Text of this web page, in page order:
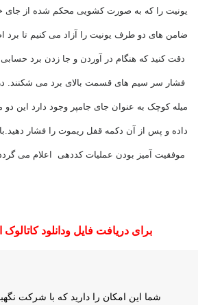
یونیت را که به صورت کشویی محکم شده از جای
ضامن های دو طرف یونیت را آزاد می کنیم تا برد
دقت کنید که هنگام در آوردن و جا زدن برد
فشار سر سیم های قسمت بالای برد می شکنند.
میله کوچک به عنوان جای جامپر وجود دارد این
داده و پس از آن دکمه قفل ریموت را فشار
موفقیت آمیز بودن عملیات کددهی  اعلام می
برای دریافت فایل ودانلود کاتالوک
شما این امکان را دارید که با شرکت